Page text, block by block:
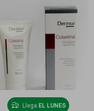
Llega EL LUNES